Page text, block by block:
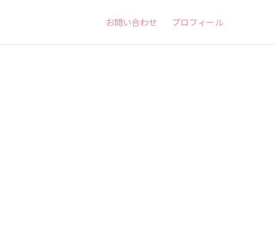
お問い合わせ プロフィール